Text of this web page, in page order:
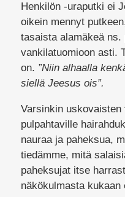
Henkilön -uraputki ei
oikein mennyt
tasaista alamäkeä ns.
vankilatuomioon asti.
on. ”Niin alhaalla
siellä Jeesus ois”.
Varsinkin uskovaisten
pulpahtaville
nauraa ja paheksua,
tiedämme, mitä
paheksujat itse
näkökulmasta kukaan